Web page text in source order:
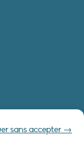
sans accepter →